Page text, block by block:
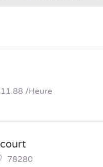
/heure
78280